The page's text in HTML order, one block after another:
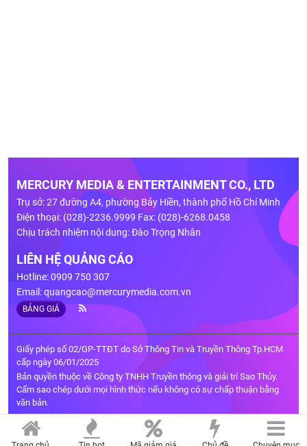
MERCURY MEDIA & ENTERTAINMENT CO., LTD
Trụ sở: 27 đường A4, phường Bảy Hiền, thành phố Hồ Chí Minh
Điện thoại: (028)-2236.9999 Fax: (028)-6268.0458
Chịu trách nhiệm nội dung: Đào Trọng Nhân
LIÊN HỆ QUẢNG CÁO
Hotline: 0909 750 307
Email:quangcao@mercurymedia.com.vn
BẢNG GIÁ
Giấy phép số 02/GP-TTĐT do Sở Thông Tin và Truyền Thông Tp.HCM
cấp ngày 06/01/2025
Bản quyền thuộc về Công ty TNHH Truyền thông và giải trí Sao Thủy.
Cấm sao chép dưới mọi hình thức nếu không có sự chấp thuận bằng
văn bản.